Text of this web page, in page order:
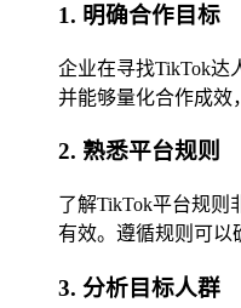
1. 明确合作目标
企业在寻找TikTok达
并能够量化合作成效
2. 熟悉平台规则
了解TikTok平台规则
有效。遵循规则可以
3. 分析目标人群